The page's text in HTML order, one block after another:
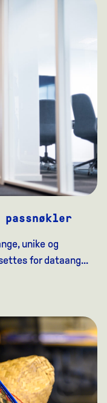
unike og
for dataang...